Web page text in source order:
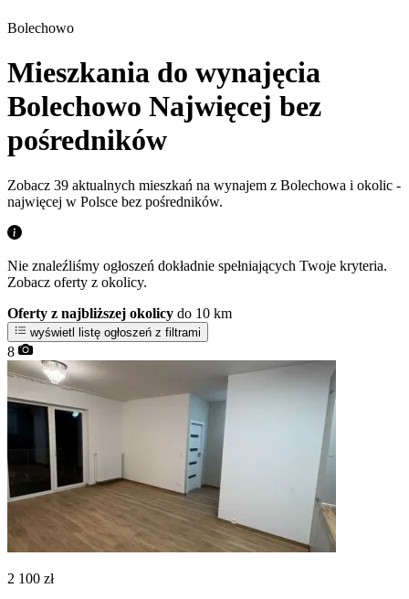
Bolechowo
Mieszkania do wynajęcia
Bolechowo Najwięcej bez
pośredników
Zobacz 39 aktualnych mieszkań na wynajem z Bolechowa i okolic -
najwięcej w Polsce bez pośredników.
Nie znaleźliśmy ogłoszeń dokładnie spełniających Twoje kryteria.
Zobacz oferty z okolicy.
Oferty z najbliższej okolicy do 10 km
wyświetl listę ogłoszeń z filtrami
8
2 100 zł